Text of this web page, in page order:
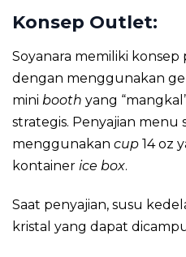
Konsep Outlet:
Soyanara memiliki
dengan menggunakan
mini booth yang
strategis. Penyajian menu
menggunakan cup 14 oz
kontainer ice box.
Saat penyajian, susu
kristal yang dapat